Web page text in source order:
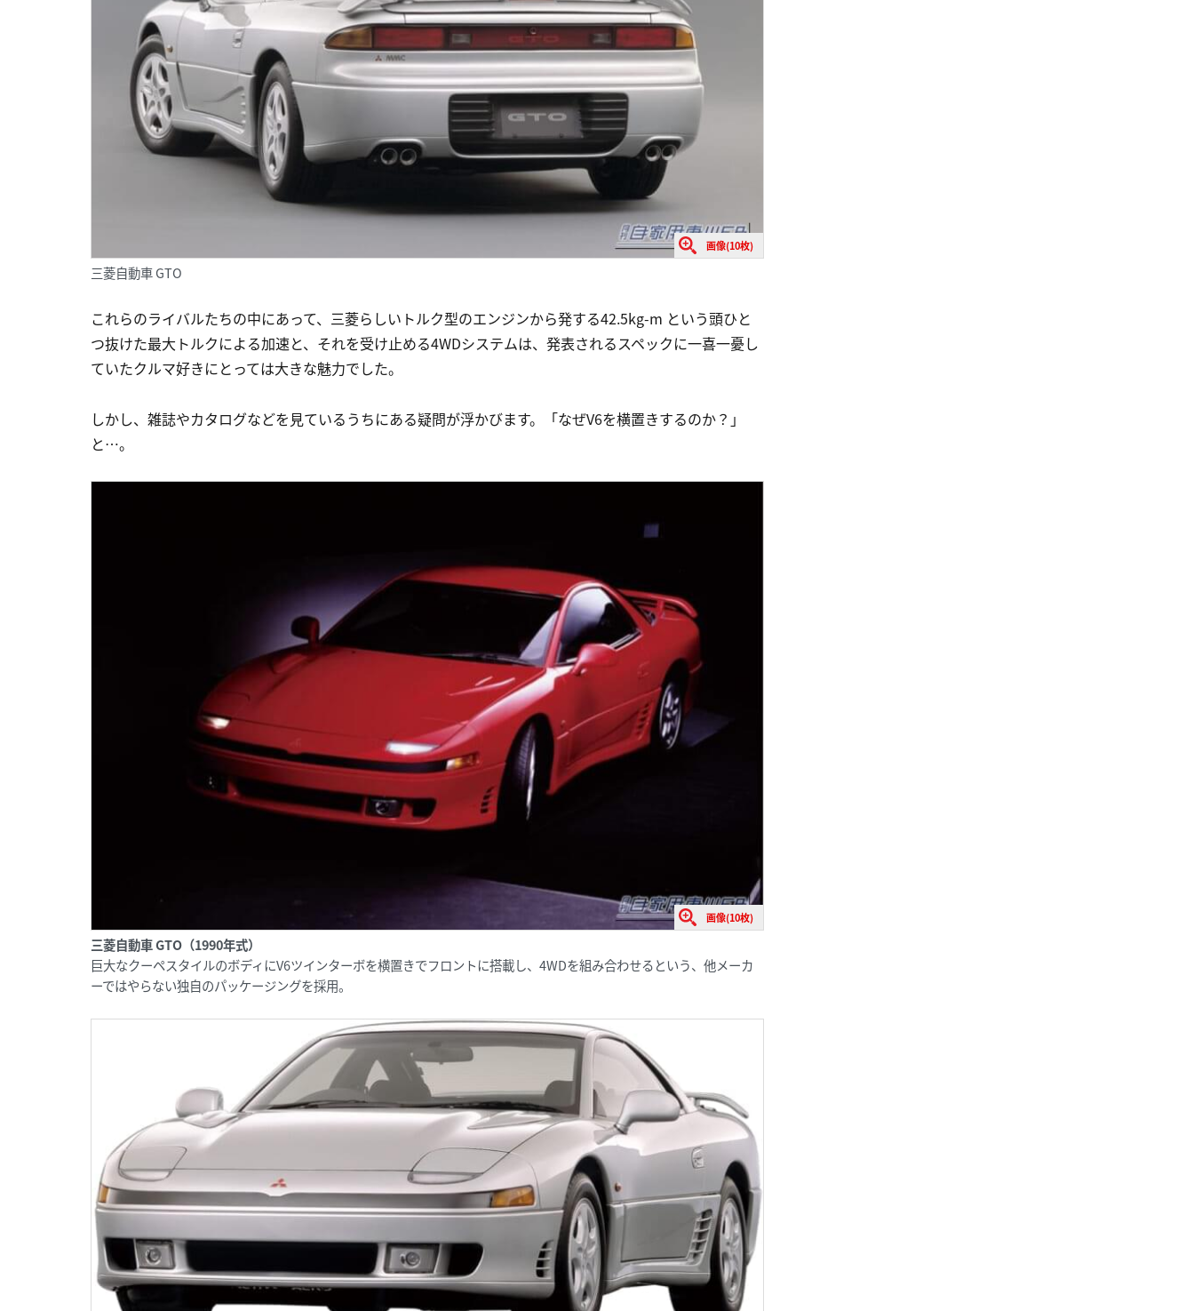
画像(10枚)
三菱自動車 GTO
これらのライバルたちの中にあって、三菱らしいトルク型のエンジンから発する42.5kg-m という頭ひと
つ抜けた最大トルクによる加速と、それを受け止める4WDシステムは、発表されるスペックに一喜一憂し
ていたクルマ好きにとっては大きな魅力でした。
しかし、雑誌やカタログなどを見ているうちにある疑問が浮かびます。「なぜV6を横置きするのか？」
と…。
画像(10枚)
三菱自動車 GTO（1990年式）
巨大なクーペスタイルのボディにV6ツインターボを横置きでフロントに搭載し、4WDを組み合わせるという、他メーカ
ーではやらない独自のパッケージングを採用。